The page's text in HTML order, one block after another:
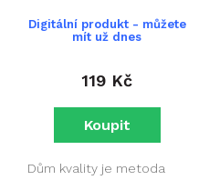
Digitální produkt - můžete
mít už dnes
119 Kč
Dům kvality je metoda